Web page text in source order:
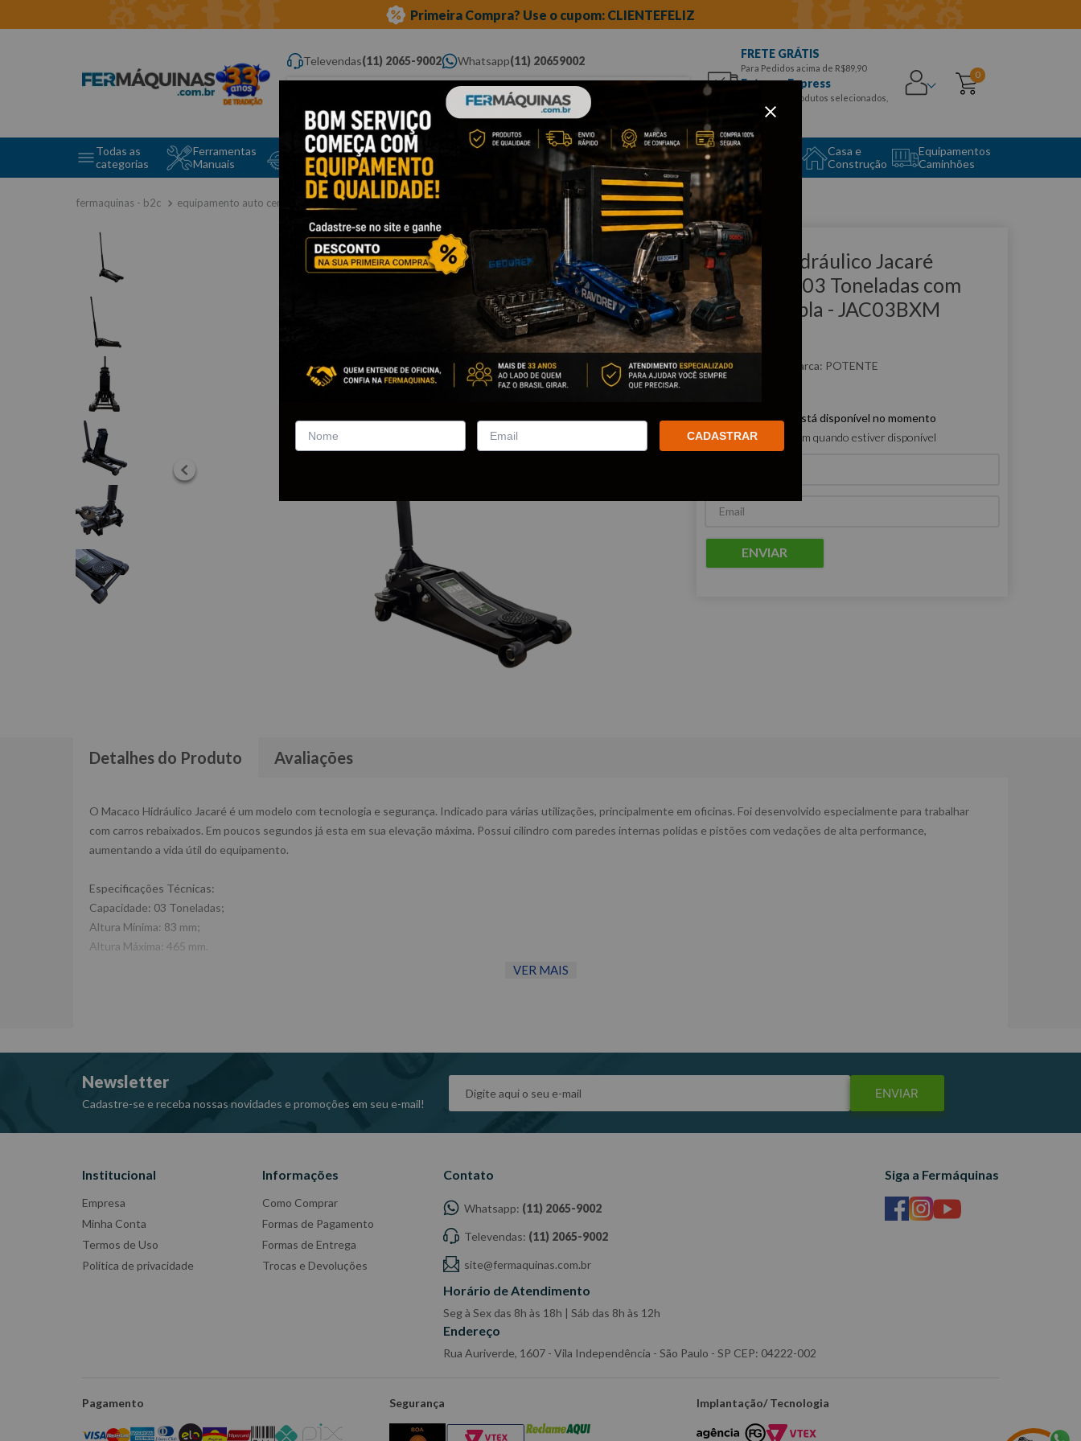
Primeira Compra? Use o cupom: CLIENTEFELIZ
Televendas(11) 2065-9002 Whatsapp(11) 20659002
Digite aqui o que você procura...
FRETE GRÁTIS
Para Pedidos acima de R$89,90
Entrega Express
para CEPS e produtos selecionados,
Aproveite!
0
Todas as
categorias
Ferramentas
Manuais
Ferramentas Elétricas
e Máquinas
Ferramentas
Ferramentas
Automotivas Especiais
Equipamento
Auto Center
Casa e
Construção
Equipamentos
Caminhões
equipamento auto center equipamentos hidráulicos macaco jacaré
Clique e veja!
Macaco Hidráulico Jacaré
Rebaixado 03 Toneladas com
Bomba Dupla - JAC03BXM
POTENTE
:JAC03BXM POTENTE
Este produto não está disponível no momento
Quero que me avisem quando estiver disponível
ENVIAR
Detalhes do Produto Avaliações
O Macaco Hidráulico Jacaré é um modelo com tecnologia e segurança. Indicado para várias utilizações, principalmente em oficinas. Foi desenvolvido especialmente para trabalhar
com carros rebaixados. Em poucos segundos já esta em sua elevação máxima. Possui cilindro com paredes internas polidas e pistões com vedações de alta performance,
aumentando a vida útil do equipamento.
Especificações Técnicas:
Capacidade: 03 Toneladas;
Altura Mínima: 83 mm;
Altura Máxima: 465 mm.
-Imagens meramente ilustrativas
-Todas as informações divulgadas são de responsabilidade do Fabricante/ Fornecedor.
VER MAIS
Newsletter
Cadastre-se e receba nossas novidades e promoções em seu e-mail!
ENVIAR
Institucional
Empresa
Minha Conta
Termos de Uso
Política de privacidade
Informações
Como Comprar
Formas de Pagamento
Formas de Entrega
Trocas e Devoluções
Contato
Whatsapp: (11) 2065-9002
Televendas: (11) 2065-9002
site@fermaquinas.com.br
Horário de Atendimento
Seg à Sex das 8h às 18h | Sáb das 8h às 12h
Endereço
Rua Auriverde, 1607 - Vila Independência - São Paulo - SP CEP: 04222-002
Siga a Fermáquinas
Pagamento Segurança Implantação/ Tecnologia
CADASTRAR